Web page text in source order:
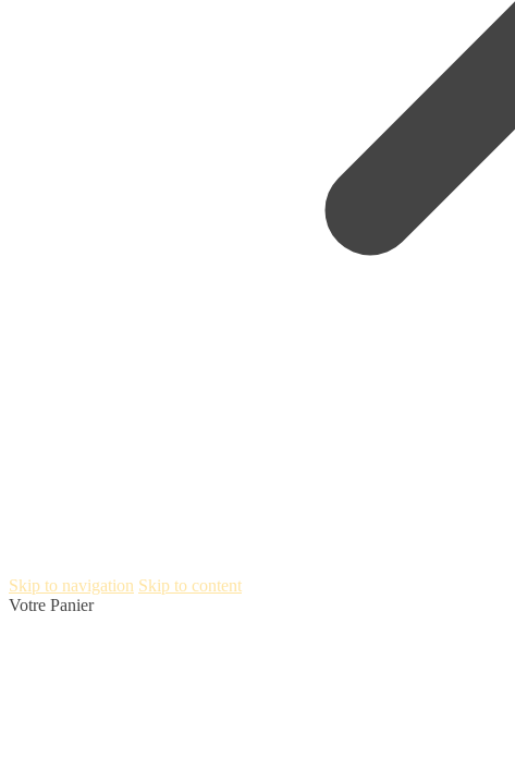
Skip to navigation Skip to content
Votre Panier